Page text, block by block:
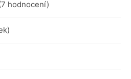
hodnocení)